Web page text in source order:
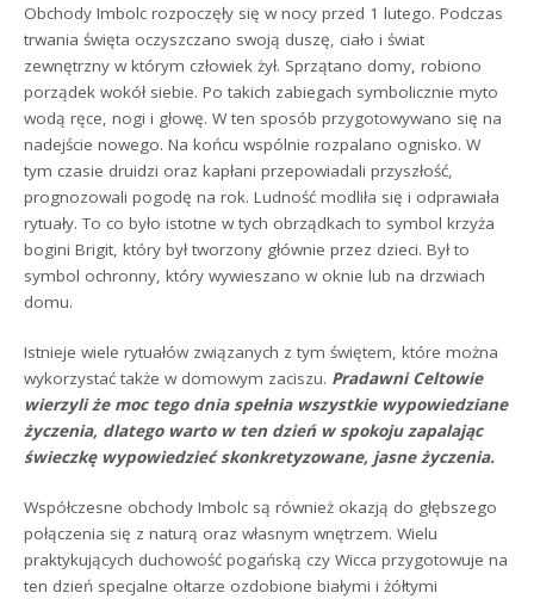
Obchody Imbolc rozpoczęły się w nocy przed 1 lutego. Podczas
trwania święta oczyszczano swoją duszę, ciało i świat
zewnętrzny w którym człowiek żył. Sprzątano domy, robiono
porządek wokół siebie. Po takich zabiegach symbolicznie myto
wodą ręce, nogi i głowę. W ten sposób przygotowywano się na
nadejście nowego. Na końcu wspólnie rozpalano ognisko. W
tym czasie druidzi oraz kapłani przepowiadali przyszłość,
prognozowali pogodę na rok. Ludność modliła się i odprawiała
rytuały. To co było istotne w tych obrządkach to symbol krzyża
bogini Brigit, który był tworzony głównie przez dzieci. Był to
symbol ochronny, który wywieszano w oknie lub na drzwiach
domu.
Istnieje wiele rytuałów związanych z tym świętem, które można
wykorzystać także w domowym zaciszu. Pradawni Celtowie
wierzyli że moc tego dnia spełnia wszystkie wypowiedziane
życzenia, dlatego warto w ten dzień w spokoju zapalając
świeczkę wypowiedzieć skonkretyzowane, jasne życzenia.
Współczesne obchody Imbolc są również okazją do głębszego
połączenia się z naturą oraz własnym wnętrzem. Wielu
praktykujących duchowość pogańską czy Wicca przygotowuje na
ten dzień specjalne ołtarze ozdobione białymi i żółtymi